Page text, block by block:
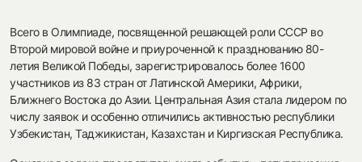
Всего в Олимпиаде, посвященной решающей роли СССР во
Второй мировой войне и приуроченной к празднованию 80-
летия Великой Победы, зарегистрировалось более 1600
участников из 83 стран от Латинской Америки, Африки,
Ближнего Востока до Азии. Центральная Азия стала лидером по
числу заявок и особенно отличились активностью республики
Узбекистан, Таджикистан, Казахстан и Киргизская Республика.